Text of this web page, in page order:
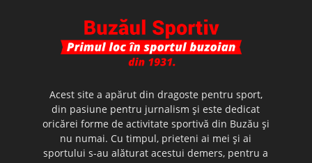
Acest site a apărut din dragoste pentru sport,
din pasiune pentru jurnalism şi este dedicat
oricărei forme de activitate sportivă din Buzău şi
nu numai. Cu timpul, prieteni ai mei şi ai
sportului s-au alăturat acestui demers, pentru a